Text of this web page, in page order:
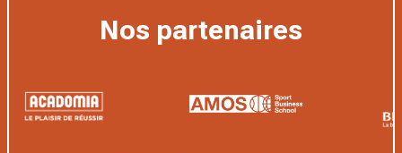
Nos partenaires